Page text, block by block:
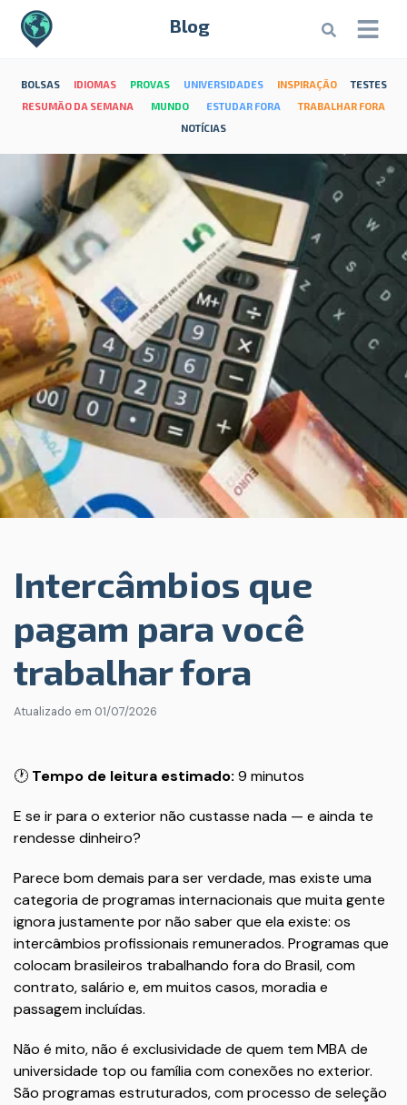
Blog
BOLSAS IDIOMAS PROVAS UNIVERSIDADES INSPIRAÇÃO
TESTES
RESUMÃO DA SEMANA
MUNDO ESTUDAR FORA
TRABALHAR FORA
NOTÍCIAS
Intercâmbios que
pagam para você
trabalhar fora
Atualizado em 01/07/2026
🕐 Tempo de leitura estimado: 9 minutos
E se ir para o exterior não custasse nada — e ainda te
rendesse dinheiro?
Parece bom demais para ser verdade, mas existe uma
categoria de programas internacionais que muita gente
ignora justamente por não saber que ela existe: os
intercâmbios profissionais remunerados. Programas que
colocam brasileiros trabalhando fora do Brasil, com
contrato, salário e, em muitos casos, moradia e
passagem incluídas.
Não é mito, não é exclusividade de quem tem MBA de
universidade top ou família com conexões no exterior.
São programas estruturados, com processo de seleção